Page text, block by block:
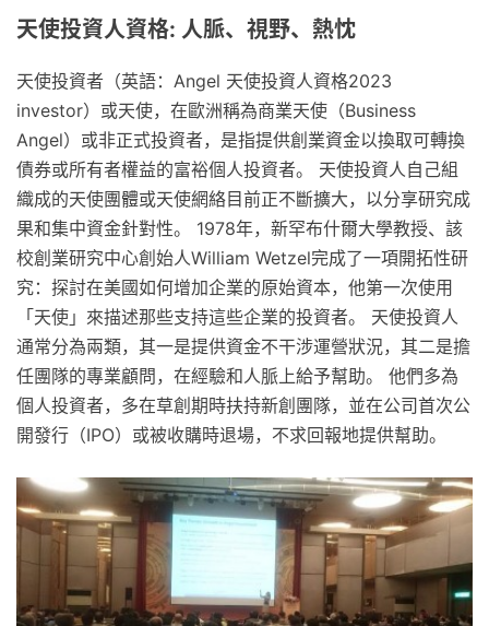
天使投資人資格: 人脈、視野、熱忱
天使投資者（英語：Angel 天使投資人資格2023
investor）或天使，在歐洲稱為商業天使（Business
Angel）或非正式投資者，是指提供創業資金以換取可轉換
債券或所有者權益的富裕個人投資者。 天使投資人自己組
織成的天使團體或天使網絡目前正不斷擴大，以分享研究成
果和集中資金針對性。 1978年，新罕布什爾大學教授、該
校創業研究中心創始人William Wetzel完成了一項開拓性研
究：探討在美國如何增加企業的原始資本，他第一次使用
「天使」來描述那些支持這些企業的投資者。 天使投資人
通常分為兩類，其一是提供資金不干涉運營狀況，其二是擔
任團隊的專業顧問，在經驗和人脈上給予幫助。 他們多為
個人投資者，多在草創期時扶持新創團隊，並在公司首次公
開發行（IPO）或被收購時退場，不求回報地提供幫助。